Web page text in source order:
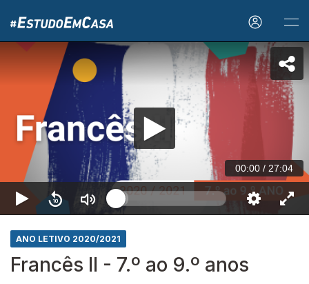
00:00 / 27:04
ANO LETIVO 2020/2021
Francês II - 7.º ao 9.º anos